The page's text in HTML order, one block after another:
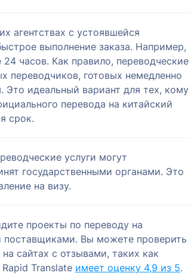
агентствах с устоявшейся
выполнение заказа. Например,
часов. Как правило, переводческие
переводчиков, готовых немедленно
Это идеальный вариант для тех, кому
перевода на китайский
срок.
услуги могут
государственными органами. Это
на визу.
проекты по переводу на
Вы можете проверить
сайтах с отзывами, таких как
Rapid Translate имеет оценку 4,9 из 5.